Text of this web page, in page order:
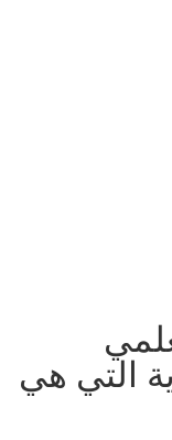
التي هي